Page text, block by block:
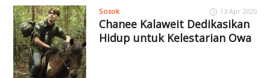
Sosok 13 Apr 2020
Chanee Kalaweit Dedikasikan
Hidup untuk Kelestarian Owa